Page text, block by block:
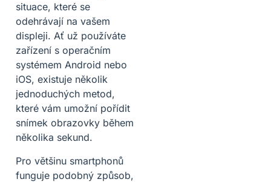
situace, které se
odehrávají na vašem
displeji. Ať už používáte
zařízení s operačním
systémem Android nebo
iOS, existuje několik
jednoduchých metod,
které vám umožní pořídit
snímek obrazovky během
několika sekund.
Pro většinu smartphonů
funguje podobný způsob,